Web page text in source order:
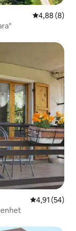
4,88 av 5 i
4,88 (8)
4,91 av 5 i
4,91 (54)